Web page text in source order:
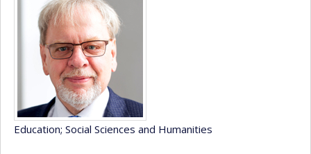
Education; Social Sciences and Humanities